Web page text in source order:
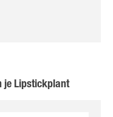
je Lipstickplant